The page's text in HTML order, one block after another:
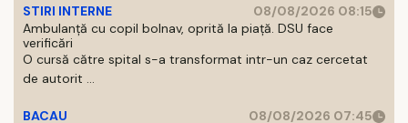
STIRI INTERNE
08/08/2026 08:15
Ambulanță cu copil bolnav, oprită la piață. DSU face
verificări
O cursă către spital s-a transformat intr-un caz cercetat
de autorit ...
BACAU
08/08/2026 07:45